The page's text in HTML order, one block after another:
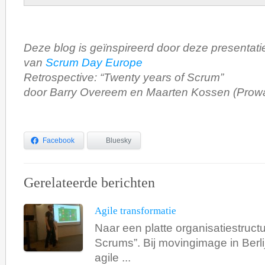
Deze blog is geïnspireerd door deze
van Scrum Day Europe
Retrospective: “Twenty years of Scrum”
door Barry Overeem en Maarten Kossen
Facebook Bluesky
Gerelateerde berichten
Agile transformatie
Naar een platte
Scrums”. Bij movingimage in
agile ...